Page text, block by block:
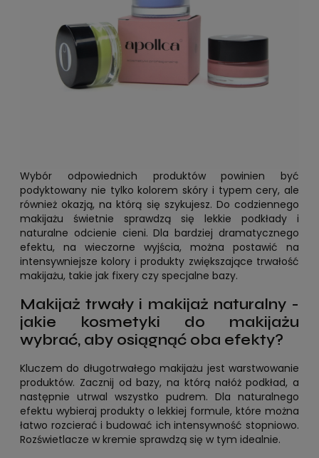
Wybór odpowiednich produktów powinien być
podyktowany nie tylko kolorem skóry i typem cery, ale
również okazją, na którą się szykujesz. Do codziennego
makijażu świetnie sprawdzą się lekkie podkłady i
naturalne odcienie cieni. Dla bardziej dramatycznego
efektu, na wieczorne wyjścia, można postawić na
intensywniejsze kolory i produkty zwiększające trwałość
makijażu, takie jak fixery czy specjalne bazy.
Makijaż trwały i makijaż naturalny -
jakie kosmetyki do makijażu
wybrać, aby osiągnąć oba efekty?
Kluczem do długotrwałego makijażu jest warstwowanie
produktów. Zacznij od bazy, na którą nałóż podkład, a
następnie utrwal wszystko pudrem. Dla naturalnego
efektu wybieraj produkty o lekkiej formule, które można
łatwo rozcierać i budować ich intensywność stopniowo.
Rozświetlacze w kremie sprawdzą się w tym idealnie.